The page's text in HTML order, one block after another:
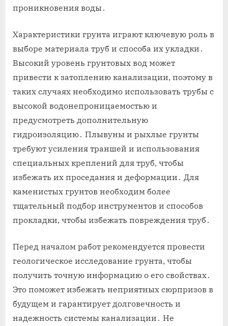
проникновения воды․
Характеристики грунта играют ключевую роль в
выборе материала труб и способа их укладки․
Высокий уровень грунтовых вод может
привести к затоплению канализации, поэтому в
таких случаях необходимо использовать трубы с
высокой водонепроницаемостью и
предусмотреть дополнительную
гидроизоляцию․ Плывуны и рыхлые грунты
требуют усиления траншей и использования
специальных креплений для труб, чтобы
избежать их проседания и деформации․ Для
каменистых грунтов необходим более
тщательный подбор инструментов и способов
прокладки, чтобы избежать повреждения труб․
Перед началом работ рекомендуется провести
геологическое исследование грунта, чтобы
получить точную информацию о его свойствах․
Это поможет избежать неприятных сюрпризов в
будущем и гарантирует долговечность и
надежность системы канализации․ Не